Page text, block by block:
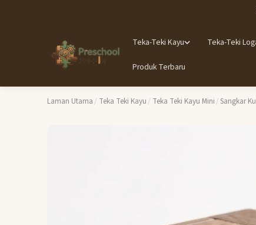
Teka-Teki Kayu Teka-Teki
Produk Terbaru
Laman Utama / Teka Teki Kayu / Teka Teki Kayu Mini /Sangkar